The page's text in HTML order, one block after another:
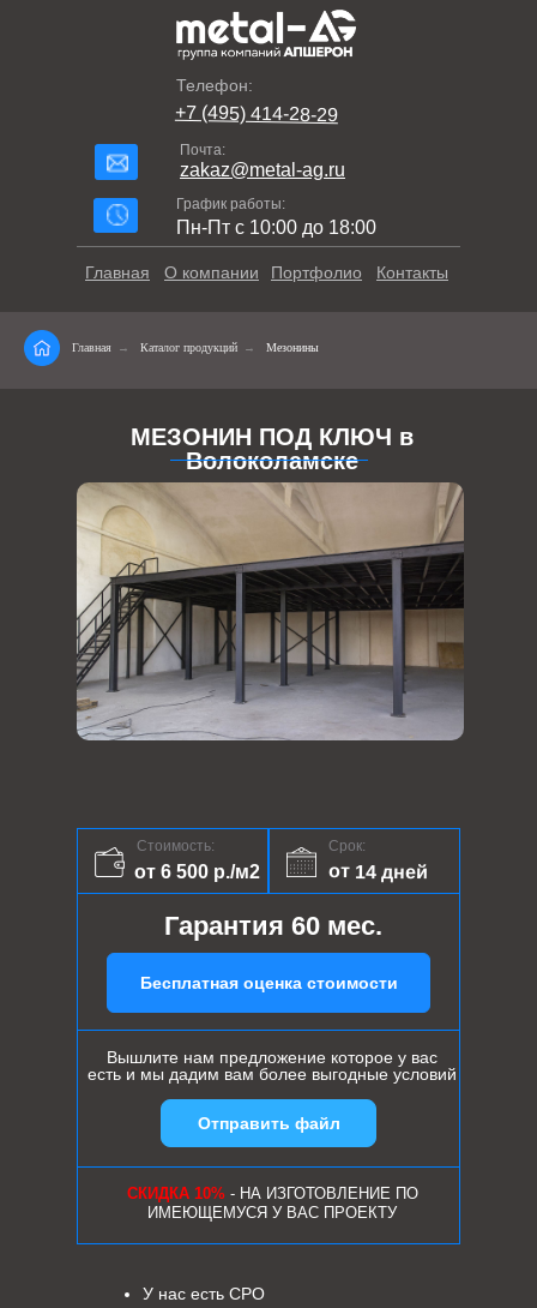
Телефон:
+7 (495) 414-28-29
Почта:
zakaz@metal-ag.ru
График работы:
Пн-Пт с 10:00 до 18:00
Контакты
Портфолио
О компании
Главная
Главная → Каталог продукций → Мезонины
МЕЗОНИН ПОД КЛЮЧ в
Волоколамске
Срок:
от 14 дней
Стоимость:
от 6 500 р./м2
Гарантия 60 мес.
Бесплатная оценка стоимости
Вышлите нам предложение которое у вас
есть и мы дадим вам более выгодные условий
СКИДКА 10%- НА ИЗГОТОВЛЕНИЕ ПО
ИМЕЮЩЕМУСЯ У ВАС ПРОЕКТУ
У нас есть СРО
Отправить файл